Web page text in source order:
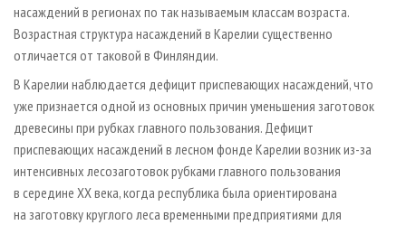
насаждений в регионах по так называемым классам возраста.
Возрастная структура насаждений в Карелии существенно
отличается от таковой в Финляндии.
В Карелии наблюдается дефицит приспевающих насаждений, что
уже признается одной из основных причин уменьшения заготовок
древесины при рубках главного пользования. Дефицит
приспевающих насаждений в лесном фонде Карелии возник из-за
интенсивных лесозаготовок рубками главного пользования
в середине XX века, когда республика была ориентирована
на заготовку круглого леса временными предприятиями для